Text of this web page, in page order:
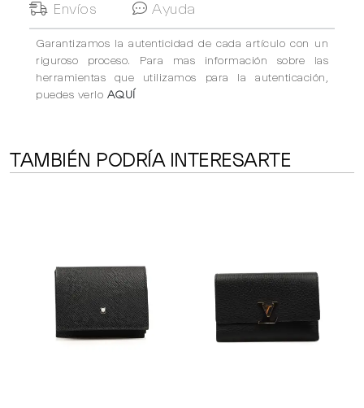
Envíos
Ayuda
Garantizamos la autenticidad de cada artículo con un
riguroso proceso. Para mas información sobre las
herramientas que utilizamos para la autenticación,
puedes verlo AQUÍ
TAMBIÉN PODRÍA INTERESARTE